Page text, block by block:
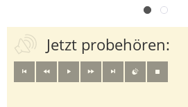
Jetzt probehören: